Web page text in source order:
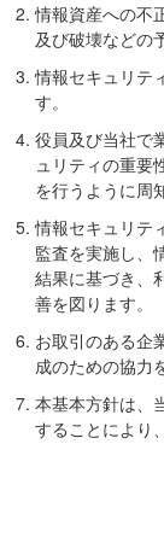
情報資産への不
及び破壊などの
情報セキュリテ
す。
役員及び当社で
ュリティの重要
を行うように周
情報セキュリテ
監査を実施し、
結果に基づき、
善を図ります。
お取引のある企
成のための協力
本基本方針は、
することにより